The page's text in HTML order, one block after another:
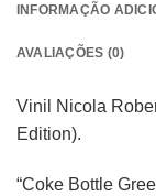
INFORMAÇÃO
AVALIAÇÕES (0)
Vinil Nicola
Edition).
“Coke Bottle